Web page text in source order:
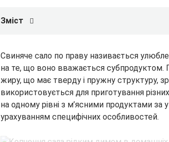
Зміст
Свиняче сало по праву називається
на те, що воно вважається субпродуктом.
жиру, що має тверду і пружну структуру,
використовується для приготування
на одному рівні з м’ясними продуктами
урахуванням специфічних особливостей.